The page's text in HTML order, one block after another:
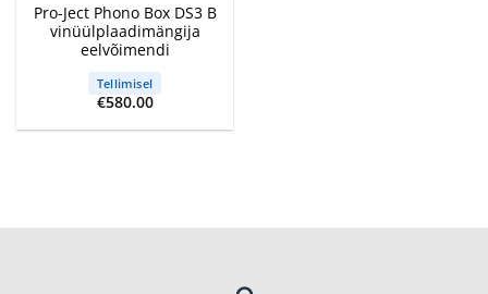
Pro-Ject Phono Box DS3 B
vinüülplaadimängija
eelvõimendi
Tellimisel
€580.00